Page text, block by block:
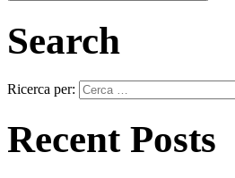
Search
Ricerca per:
Recent Posts